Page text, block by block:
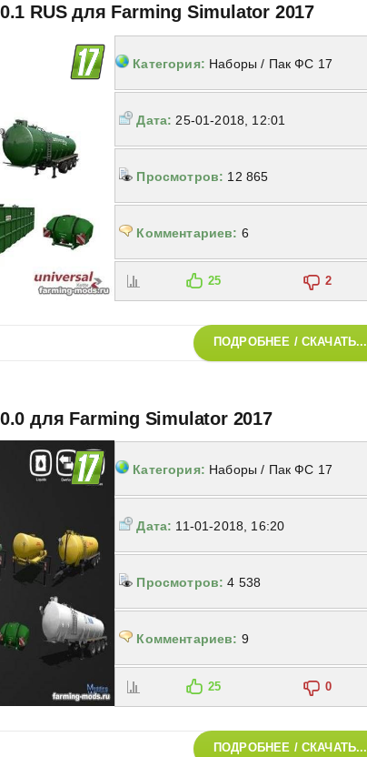
RUS для Farming Simulator 2017
Категория: Наборы / Пак ФС 17
Дата: 25-01-2018, 12:01
Просмотров: 12 865
Комментариев: 6
25 2
ПОДРОБНЕЕ / СКАЧАТЬ...
для Farming Simulator 2017
Категория: Наборы / Пак ФС 17
Дата: 11-01-2018, 16:20
Просмотров: 4 538
Комментариев: 9
25 0
ПОДРОБНЕЕ / СКАЧАТЬ...